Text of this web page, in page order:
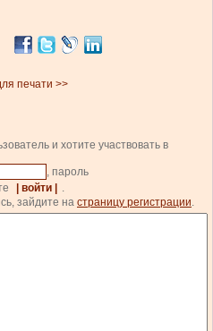
печати >>
и хотите участвовать в
, пароль
| войти |
зайдите на страницу регистрации